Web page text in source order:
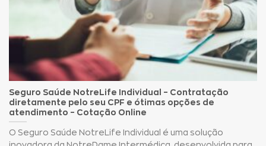
Seguro Saúde NotreLife Individual – Contratação
diretamente pelo seu CPF e ótimas opções de
atendimento – Cotação Online
O Seguro Saúde NotreLife Individual é uma solução